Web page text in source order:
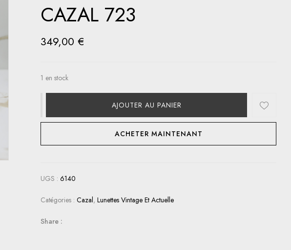
CAZAL 723
349,00€
1 en stock
AJOUTER AU PANIER
ACHETER MAINTENANT
UGS :6140
Catégories :Cazal,Lunettes Vintage Et Actuelle
Share :